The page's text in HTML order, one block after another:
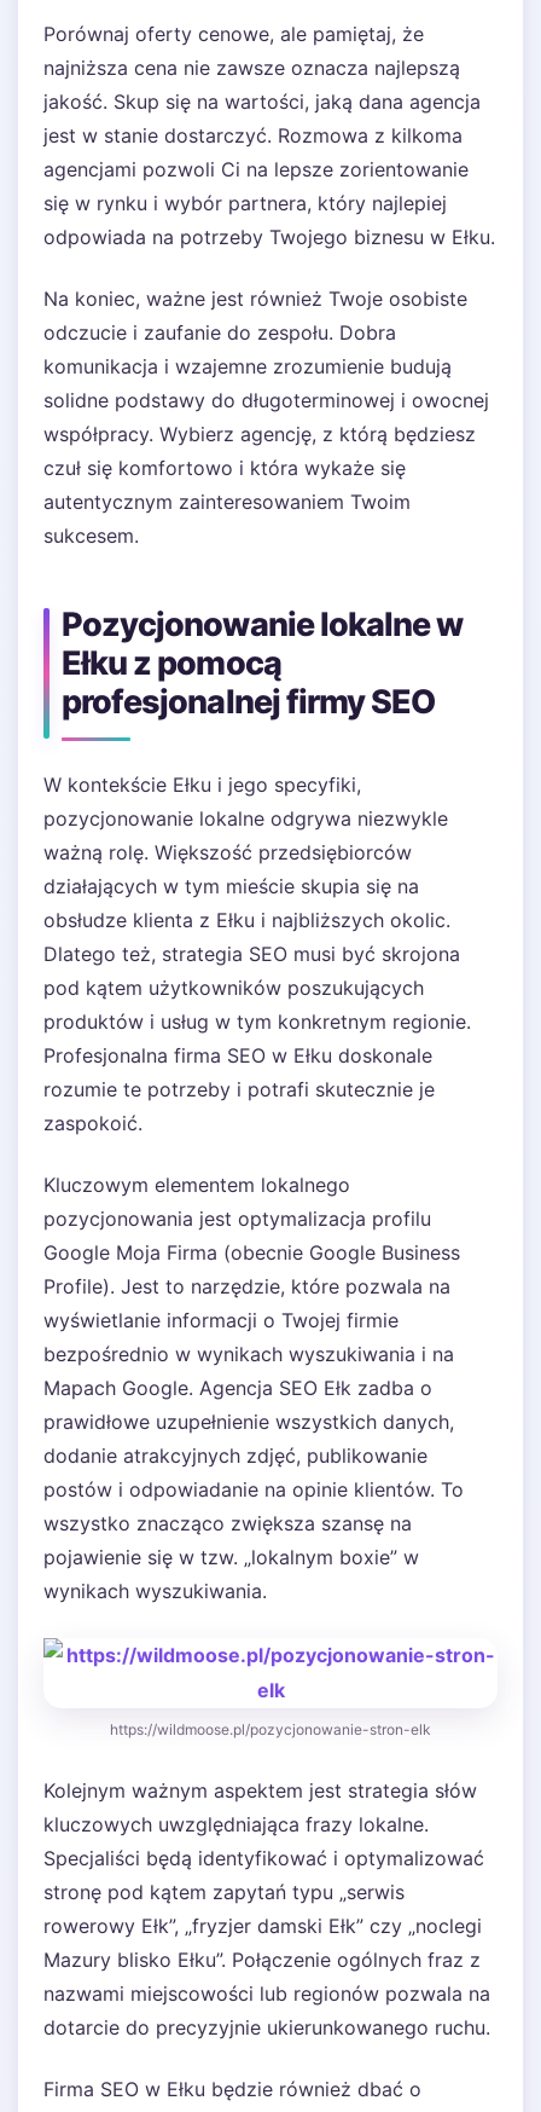
Porównaj oferty cenowe, ale pamiętaj, że
najniższa cena nie zawsze oznacza najlepszą
jakość. Skup się na wartości, jaką dana agencja
jest w stanie dostarczyć. Rozmowa z kilkoma
agencjami pozwoli Ci na lepsze zorientowanie
się w rynku i wybór partnera, który najlepiej
odpowiada na potrzeby Twojego biznesu w Ełku.
Na koniec, ważne jest również Twoje osobiste
odczucie i zaufanie do zespołu. Dobra
komunikacja i wzajemne zrozumienie budują
solidne podstawy do długoterminowej i owocnej
współpracy. Wybierz agencję, z którą będziesz
czuł się komfortowo i która wykaże się
autentycznym zainteresowaniem Twoim
sukcesem.
Pozycjonowanie lokalne w
Ełku z pomocą
profesjonalnej firmy SEO
W kontekście Ełku i jego specyfiki,
pozycjonowanie lokalne odgrywa niezwykle
ważną rolę. Większość przedsiębiorców
działających w tym mieście skupia się na
obsłudze klienta z Ełku i najbliższych okolic.
Dlatego też, strategia SEO musi być skrojona
pod kątem użytkowników poszukujących
produktów i usług w tym konkretnym regionie.
Profesjonalna firma SEO w Ełku doskonale
rozumie te potrzeby i potrafi skutecznie je
zaspokoić.
Kluczowym elementem lokalnego
pozycjonowania jest optymalizacja profilu
Google Moja Firma (obecnie Google Business
Profile). Jest to narzędzie, które pozwala na
wyświetlanie informacji o Twojej firmie
bezpośrednio w wynikach wyszukiwania i na
Mapach Google. Agencja SEO Ełk zadba o
prawidłowe uzupełnienie wszystkich danych,
dodanie atrakcyjnych zdjęć, publikowanie
postów i odpowiadanie na opinie klientów. To
wszystko znacząco zwiększa szansę na
pojawienie się w tzw. „lokalnym boxie” w
wynikach wyszukiwania.
https://wildmoose.pl/pozycjonowanie-stron-elk
Kolejnym ważnym aspektem jest strategia słów
kluczowych uwzględniająca frazy lokalne.
Specjaliści będą identyfikować i optymalizować
stronę pod kątem zapytań typu „serwis
rowerowy Ełk”, „fryzjer damski Ełk” czy „noclegi
Mazury blisko Ełku”. Połączenie ogólnych fraz z
nazwami miejscowości lub regionów pozwala na
dotarcie do precyzyjnie ukierunkowanego ruchu.
Firma SEO w Ełku będzie również dbać o